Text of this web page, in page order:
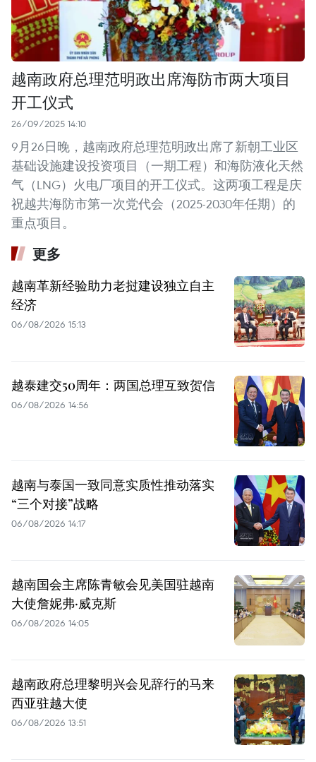
越南政府总理范明政出席海防市两大项目
开工仪式
26/09/2025 14:10
9月26日晚，越南政府总理范明政出席了新朝工业区
基础设施建设投资项目（一期工程）和海防液化天然
气（LNG）火电厂项目的开工仪式。这两项工程是庆
祝越共海防市第一次党代会（2025-2030年任期）的
重点项目。
更多
越南革新经验助力老挝建设独立自主
经济
06/08/2026 15:13
越泰建交50周年：两国总理互致贺信
06/08/2026 14:56
越南与泰国一致同意实质性推动落实
“三个对接”战略
06/08/2026 14:17
越南国会主席陈青敏会见美国驻越南
大使詹妮弗·威克斯
06/08/2026 14:05
越南政府总理黎明兴会见辞行的马来
西亚驻越大使
06/08/2026 13:51